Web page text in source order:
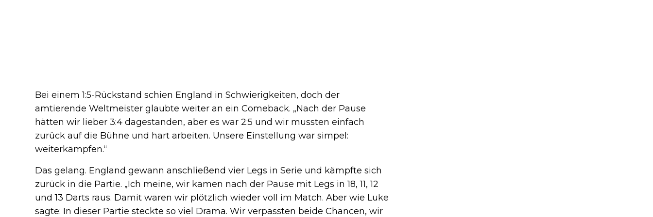
Bei einem 1:5-Rückstand schien England in Schwierigkeiten, doch der
amtierende Weltmeister glaubte weiter an ein Comeback. „Nach der Pause
hätten wir lieber 3:4 dagestanden, aber es war 2:5 und wir mussten einfach
zurück auf die Bühne und hart arbeiten. Unsere Einstellung war simpel:
weiterkämpfen.“
Das gelang. England gewann anschließend vier Legs in Serie und kämpfte sich
zurück in die Partie. „Ich meine, wir kamen nach der Pause mit Legs in 18, 11, 12
und 13 Darts raus. Damit waren wir plötzlich wieder voll im Match. Aber wie Luke
sagte: In dieser Partie steckte so viel Drama. Wir verpassten beide Chancen, wir